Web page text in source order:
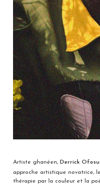
Artiste ghanéen,Derrick Ofosu
approche artistique novatrice, le
thérapie par la couleur et la